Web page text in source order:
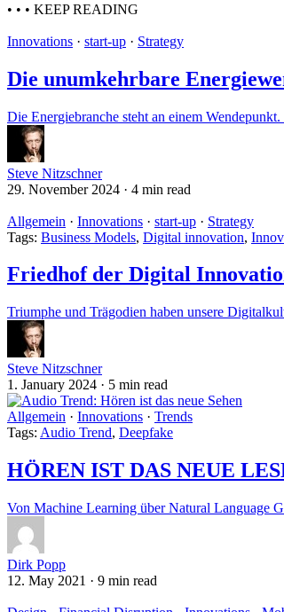
• • • KEEP READING
Innovations · start-up · Strategy
Die unumkehrbare
Die Energiebranche steht an einem
Steve Nitzschner
29. November 2024 · 4 min read
Allgemein · Innovations · start-up · Strategy
Tags: Business Models, Digital innovation,
Friedhof der Digital
Triumphe und Trägodien haben unsere
Steve Nitzschner
1. January 2024 · 5 min read
Allgemein · Innovations · Trends
Tags: Audio Trend, Deepfake
HÖREN IST DAS NEUE
Von Machine Learning über Natural Language
Dirk Popp
12. May 2021 · 9 min read